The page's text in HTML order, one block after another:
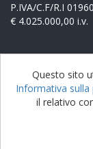
P.IVA/C.F/R.I
€ 4.025.000,00 i.v.
Copyright ©
Questo sito
Informativa sulla
il relativo